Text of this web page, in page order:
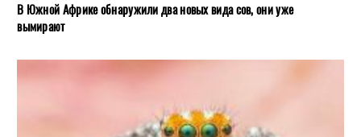
В Южной Африке обнаружили два новых вида сов, они уже
вымирают